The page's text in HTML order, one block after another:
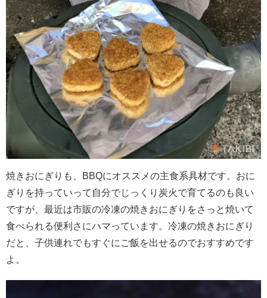
焼きおにぎりも、 BBQにオススメの主食系具材です。おに
ぎりを持っていって自分でじっくり炭火で育てるのも良い
ですが、最近は市販の冷凍の焼きおにぎりをさっと焼いて
食べられる便利さにハマっています。冷凍の焼きおにぎり
だと、子供連れでもすぐにご飯を出せるのでおすすめです
よ。